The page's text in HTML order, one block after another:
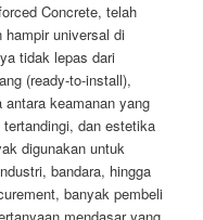
Concrete, telah
hampir universal di
tidak lepas dari
(ready-to-install),
keamanan yang
dan estetika
digunakan untuk
bandara, hingga
banyak pembeli